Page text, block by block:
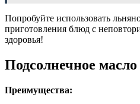
Попробуйте использовать
приготовления блюд с
здоровья!
Подсолнечное
Преимущества: